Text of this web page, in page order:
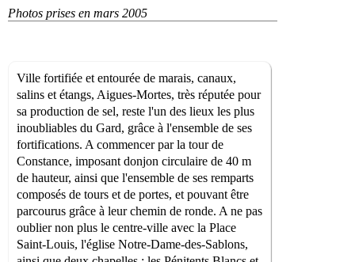
Photos prises en mars 2005
Ville fortifiée et entourée de marais, canaux,
salins et étangs, Aigues-Mortes, très réputée pour
sa production de sel, reste l'un des lieux les plus
inoubliables du Gard, grâce à l'ensemble de ses
fortifications. A commencer par la tour de
Constance, imposant donjon circulaire de 40 m
de hauteur, ainsi que l'ensemble de ses remparts
composés de tours et de portes, et pouvant être
parcourus grâce à leur chemin de ronde. A ne pas
oublier non plus le centre-ville avec la Place
Saint-Louis, l'église Notre-Dame-des-Sablons,